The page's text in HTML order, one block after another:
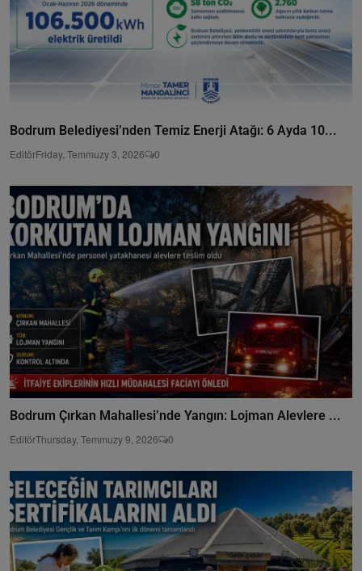
Bodrum Belediyesi’nden Temiz Enerji Atağı: 6 Ayda 10...
EditörFriday, Temmuzy 3, 2026 0
Bodrum Çırkan Mahallesi’nde Yangın: Lojman Alevlere ...
EditörThursday, Temmuzy 9, 2026 0